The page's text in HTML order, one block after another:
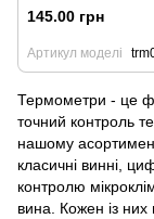
145.00 грн
Артикул моделі
Термометри - це
точний контроль
нашому
класичні винні,
контролю
вина. Кожен із